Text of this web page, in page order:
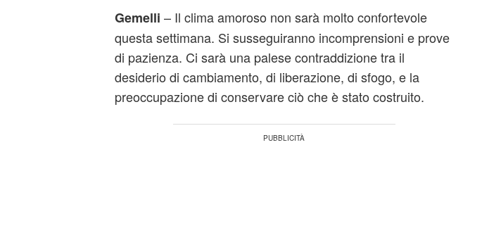
Gemelli – Il clima amoroso non sarà molto confortevole
questa settimana. Si susseguiranno incomprensioni e prove
di pazienza. Ci sarà una palese contraddizione tra il
desiderio di cambiamento, di liberazione, di sfogo, e la
preoccupazione di conservare ciò che è stato costruito.